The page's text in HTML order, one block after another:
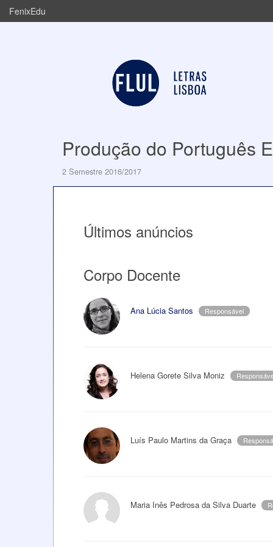
FenixEdu
Produção do Português
2 Semestre 2016/2017
Últimos anúncios
Corpo Docente
Ana Lúcia Santos Responsável
Helena Gorete Silva Moniz
Luís Paulo Martins da Graça
Maria Inês Pedrosa da Silva Duarte